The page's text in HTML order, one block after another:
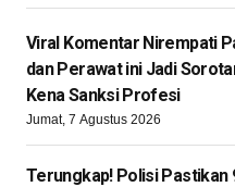
Viral Komentar Nirempati
dan Perawat ini Jadi
Kena Sanksi Profesi
Jumat, 7 Agustus 2026
Terungkap! Polisi Pastikan